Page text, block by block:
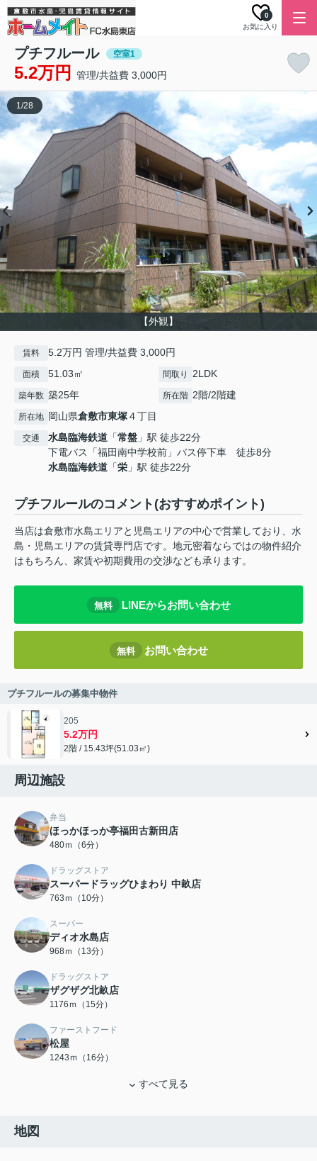
お気に入り
0
プチフルール 空室1
5.2万円 管理/共益費 3,000円
【外観】
1/28
賃料 5.2万円 管理/共益費 3,000円
面積 51.03㎡ 間取り 2LDK
築年数 築25年 所在階 2階/2階建
所在地 岡山県倉敷市東塚４丁目
交通 水島臨海鉄道 「常盤 」駅 徒歩22分
下電バス「福田南中学校前」バス停下車 徒歩8分
水島臨海鉄道 「栄 」駅 徒歩22分
プチフルールのコメント(おすすめポイント)
当店は倉敷市水島エリアと児島エリアの中心で営業しており、水
島・児島エリアの賃貸専門店です。地元密着ならではの物件紹介
はもちろん、家賃や初期費用の交渉なども承ります。
無料 LINEからお問い合わせ
無料 お問い合わせ
プチフルールの募集中物件
205
5.2万円
2階 / 15.43坪(51.03㎡)
周辺施設
弁当
ほっかほっか亭福田古新田店
480ｍ（6分）
ドラッグストア
スーパードラッグひまわり 中畝店
763ｍ（10分）
スーパー
ディオ水島店
968ｍ（13分）
ドラッグストア
ザグザグ北畝店
1176ｍ（15分）
ファーストフード
松屋
1243ｍ（16分）
すべて見る
地図